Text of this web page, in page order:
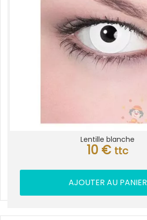
Lentille blanche
10 € ttc
AJOUTER AU PANIER